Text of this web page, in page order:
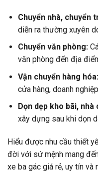
Chuyển nhà, chuyển
diễn ra thường xuyên
Chuyển văn phòng:
văn phòng đến địa
Vận chuyển hàng hóa:
cửa hàng, doanh
Dọn dẹp kho bãi, nhà
xây dựng sau khi dọn
Hiểu được nhu cầu thiết
đời với sứ mệnh mang
xe ba gác giá rẻ, uy tín và